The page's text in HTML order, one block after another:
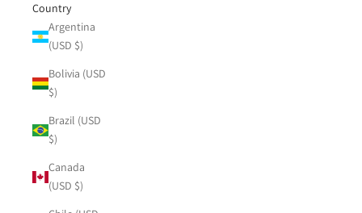
Country
Argentina
(USD $)
Bolivia (USD
$)
Brazil (USD
$)
Canada
(USD $)